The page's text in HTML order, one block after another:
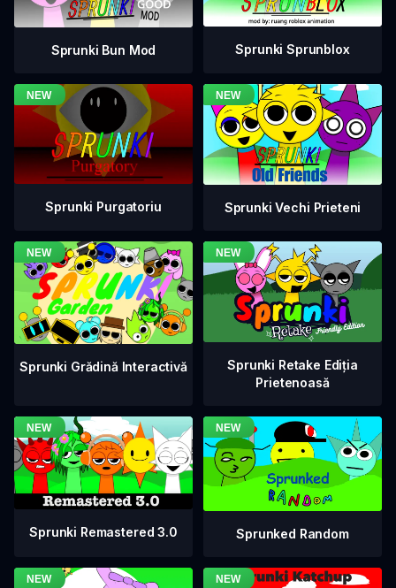
Sprunki Bun Mod Sprunki Sprunblox
Sprunki Purgatoriu Sprunki Vechi Prieteni
Sprunki Grădină Interactivă
Sprunki Retake Ediția
Prietenoasă
Sprunki Remastered 3.0 Sprunked Random